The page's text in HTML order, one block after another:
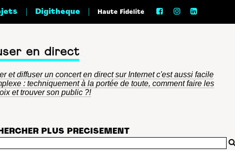
Digithèque Haute Fidélité
en direct
et diffuser un concert en direct sur Internet c'est aussi facile
: techniquement à la portée de toute, comment faire les
et trouver son public ?!
PLUS PRECISEMENT